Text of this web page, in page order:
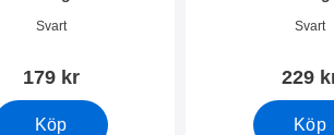
Svart
179 kr
Köp
Svart
229
Köp